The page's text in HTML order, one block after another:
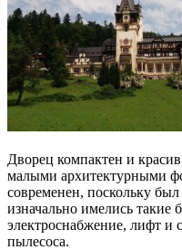
Дворец компактен и
малыми архитектурными
современен, поскольку
изначально имелись такие
электроснабжение, лифт и
пылесоса.